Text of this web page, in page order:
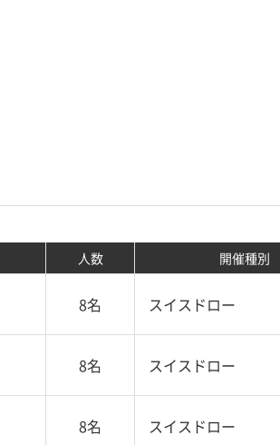
人数 開催種別
8名 スイスドロー
8名 スイスドロー
8名 スイスドロー